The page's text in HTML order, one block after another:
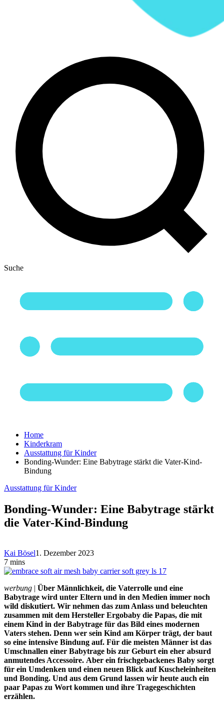
Suche
Home
Kinderkram
Ausstattung für Kinder
Bonding-Wunder: Eine Babytrage stärkt die Vater-Kind-
Bindung
Ausstattung für Kinder
Bonding-Wunder: Eine Babytrage stärkt
die Vater-Kind-Bindung
Kai Bösel1. Dezember 2023
7 mins
werbung | Über Männlichkeit, die Vaterrolle und eine
Babytrage wird unter Eltern und in den Medien immer noch
wild diskutiert. Wir nehmen das zum Anlass und beleuchten
zusammen mit dem Hersteller Ergobaby die Papas, die mit
einem Kind in der Babytrage für das Bild eines modernen
Vaters stehen. Denn wer sein Kind am Körper trägt, der baut
so eine intensive Bindung auf. Für die meisten Männer ist das
Umschnallen einer Babytrage bis zur Geburt ein eher absurd
anmutendes Accessoire. Aber ein frischgebackenes Baby sorgt
für ein Umdenken und einen neuen Blick auf Kuscheleinheiten
und Bonding. Und aus dem Grund lassen wir heute auch ein
paar Papas zu Wort kommen und ihre Tragegeschichten
erzählen.